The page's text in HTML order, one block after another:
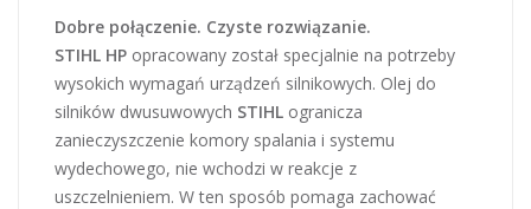
Dobre połączenie. Czyste rozwiązanie.
STIHL HP opracowany został specjalnie na potrzeby
wysokich wymagań urządzeń silnikowych. Olej do
silników dwusuwowych STIHL ogranicza
zanieczyszczenie komory spalania i systemu
wydechowego, nie wchodzi w reakcje z
uszczelnieniem. W ten sposób pomaga zachować